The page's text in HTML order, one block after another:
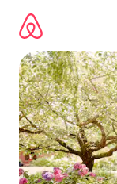
directement
contenu